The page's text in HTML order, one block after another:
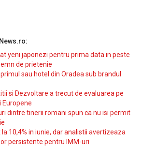
yeni japonezi pentru prima data in peste
de prietenie
sau hotel din Oradea sub brandul
si Dezvoltare a trecut de evaluarea pe
Europene
dintre tinerii romani spun ca nu isi permit
10,4% in iunie, dar analistii avertizeaza
persistente pentru IMM-uri